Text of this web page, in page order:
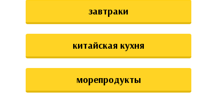
завтраки
китайская кухня
морепродукты